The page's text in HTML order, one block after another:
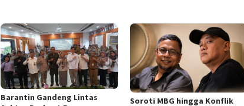
Barantin Gandeng Lintas
Soroti MBG hingga Konflik